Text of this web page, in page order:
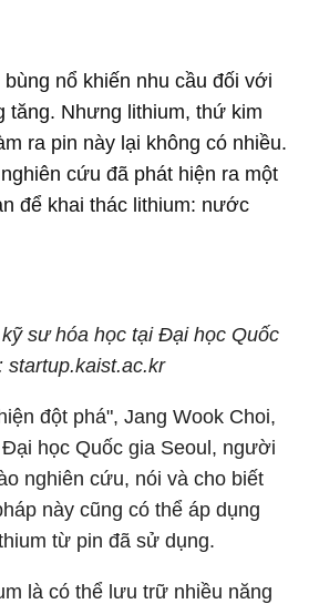
nổ khiến nhu cầu đối với
tăng. Nhưng lithium, thứ kim
ra pin này lại không có nhiều.
cứu đã phát hiện ra một
để khai thác lithium: nước
sư hóa học tại Đại học Quốc
startup.kaist.ac.kr
đột phá", Jang Wook Choi,
học Quốc gia Seoul, người
nghiên cứu, nói và cho biết
này cũng có thể áp dụng
từ pin đã sử dụng.
là có thể lưu trữ nhiều năng